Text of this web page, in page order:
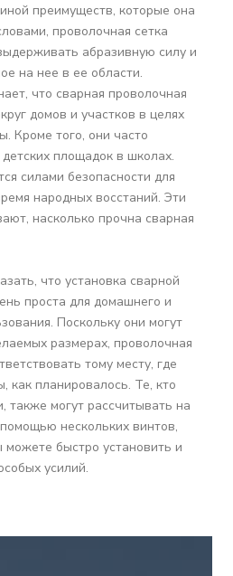
преимуществ, которые она
проволочная сетка
абразивную силу и
на нее в ее области.
что сварная проволочная
домов и участков в целях
Кроме того, они часто
площадок в школах.
силами безопасности для
народных восстаний. Эти
насколько прочна сварная
что установка сварной
проста для домашнего и
Поскольку они могут
размерах, проволочная
тому месту, где
как планировалось. Те, кто
также могут рассчитывать на
нескольких винтов,
быстро установить и
усилий.